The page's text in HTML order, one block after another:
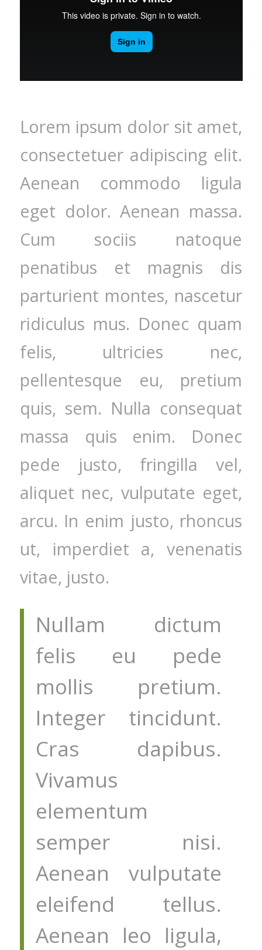
Lorem ipsum dolor sit amet,
consectetuer adipiscing elit.
Aenean commodo ligula
eget dolor. Aenean massa.
Cum sociis natoque
penatibus et magnis dis
parturient montes, nascetur
ridiculus mus. Donec quam
felis, ultricies nec,
pellentesque eu, pretium
quis, sem. Nulla consequat
massa quis enim. Donec
pede justo, fringilla vel,
aliquet nec, vulputate eget,
arcu. In enim justo, rhoncus
ut, imperdiet a, venenatis
vitae, justo.
Nullam dictum
felis eu pede
mollis pretium.
Integer tincidunt.
Cras dapibus.
Vivamus
elementum
semper nisi.
Aenean vulputate
eleifend tellus.
Aenean leo ligula,